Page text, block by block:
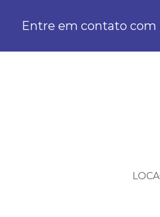
Entre em contato com